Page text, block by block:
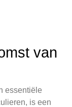
van
essentiële
is een